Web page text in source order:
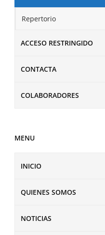
Repertorio
ACCESO RESTRINGIDO
CONTACTA
COLABORADORES
MENU
INICIO
QUIENES SOMOS
NOTICIAS